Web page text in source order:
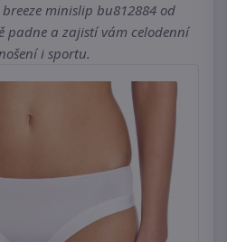
minislip bu812884 od
padne a zajistí vám celodenní
i sportu.